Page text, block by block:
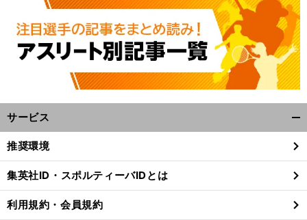
。
投
」
前
へ
サービス
閉
る
推奨環境
集英社ID・スポルティーバIDとは
利用規約・会員規約